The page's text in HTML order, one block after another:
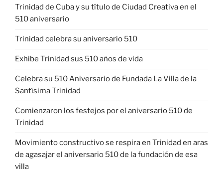
Trinidad de Cuba y su título de Ciudad Creativa en el
510 aniversario
Trinidad celebra su aniversario 510
Exhibe Trinidad sus 510 años de vida
Celebra su 510 Aniversario de Fundada La Villa de la
Santísima Trinidad
Comienzaron los festejos por el aniversario 510 de
Trinidad
Movimiento constructivo se respira en Trinidad en aras
de agasajar el aniversario 510 de la fundación de esa
villa